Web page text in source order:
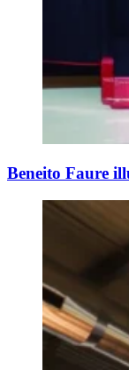
Beneito Faure